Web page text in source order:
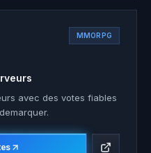
MMORPG
avec des votes fiables